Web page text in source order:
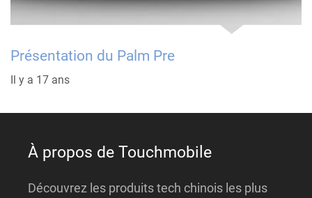
Présentation du Palm Pre
Il y a 17 ans
À propos de Touchmobile
Découvrez les produits tech chinois les plus